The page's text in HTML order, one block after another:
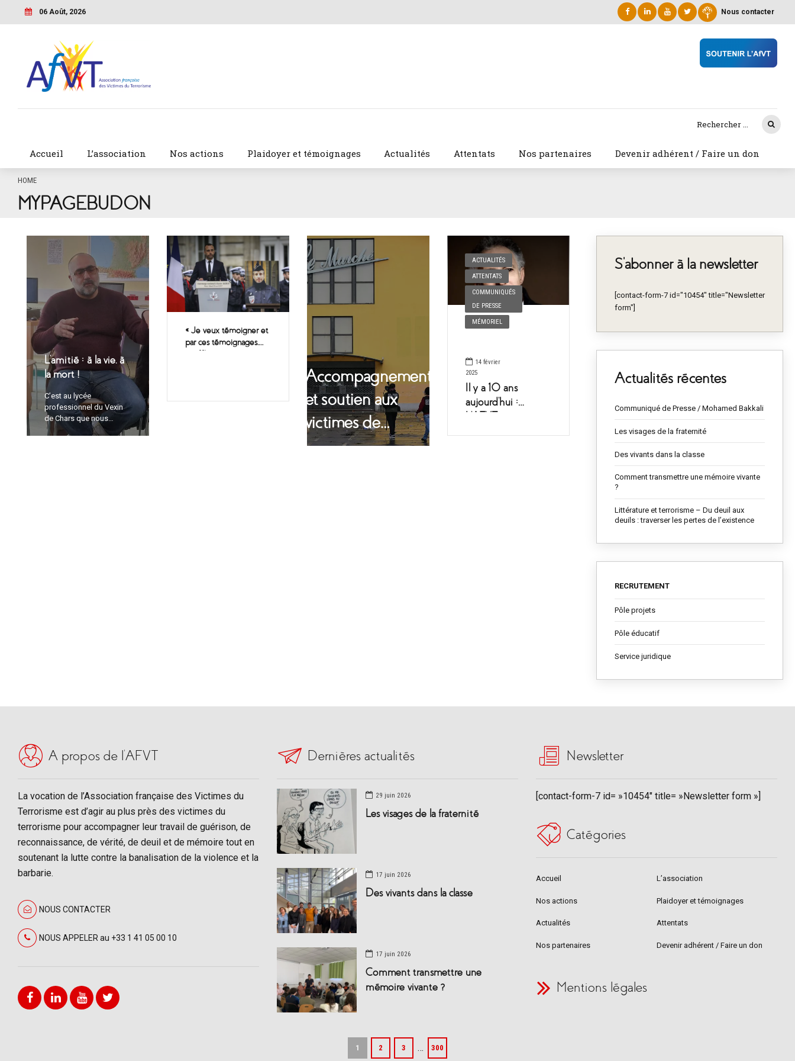
06 Août, 2026 Nous contacter
Accueil L’association Nos actions Plaidoyer et témoignages Actualités Attentats Nos partenaires Devenir adhérent / Faire un don
HOME
MYPAGEBUDON
L’amitié : à la vie, à
la mort !
C’est au lycée
professionnel du Vexin
de Chars que nous
rencontrons de très
« Je veux témoigner et
par ces témoignages,
Accompagnement
et soutien aux
victimes de
l’attaque au
ACTUALITÉS
ATTENTATS
COMMUNIQUÉS
DE PRESSE
MÉMORIEL
14 février
2025
Il y a 10 ans
aujourd’hui :
S’abonner à la newsletter
[contact-form-7 id="10454" title="Newsletter
form"]
Actualités récentes
Communiqué de Presse / Mohamed Bakkali
Les visages de la fraternité
Des vivants dans la classe
Comment transmettre une mémoire vivante
?
Littérature et terrorisme – Du deuil aux
deuils : traverser les pertes de l’existence
RECRUTEMENT
Pôle projets
Pôle éducatif
Service juridique
A propos de l’AFVT
La vocation de l’Association française des Victimes du
Terrorisme est d’agir au plus près des victimes du
terrorisme pour accompagner leur travail de guérison, de
reconnaissance, de vérité, de deuil et de mémoire tout en
soutenant la lutte contre la banalisation de la violence et la
barbarie.
NOUS CONTACTER
NOUS APPELER au +33 1 41 05 00 10
Dernières actualités
29 juin 2026
Les visages de la fraternité
17 juin 2026
Des vivants dans la classe
17 juin 2026
Comment transmettre une
mémoire vivante ?
1 2 3 … 300
Newsletter
[contact-form-7 id= »10454″ title= »Newsletter form »]
Catégories
Accueil L’association
Nos actions Plaidoyer et témoignages
Actualités Attentats
Nos partenaires Devenir adhérent / Faire un don
Mentions légales